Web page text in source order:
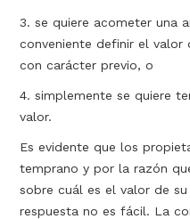
3. se quiere acometer una
conveniente definir el valor
con carácter previo, o
4. simplemente se quiere
valor.
Es evidente que los
temprano y por la razón
sobre cuál es el valor de
respuesta no es fácil. La